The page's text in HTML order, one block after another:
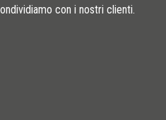
con i nostri clienti.